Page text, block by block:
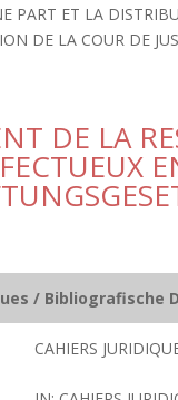
PART ET LA
DE LA COUR DE
DE LA
/ Bibliografische
CAHIERS